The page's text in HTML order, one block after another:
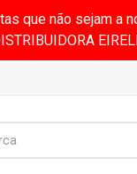
que não sejam a